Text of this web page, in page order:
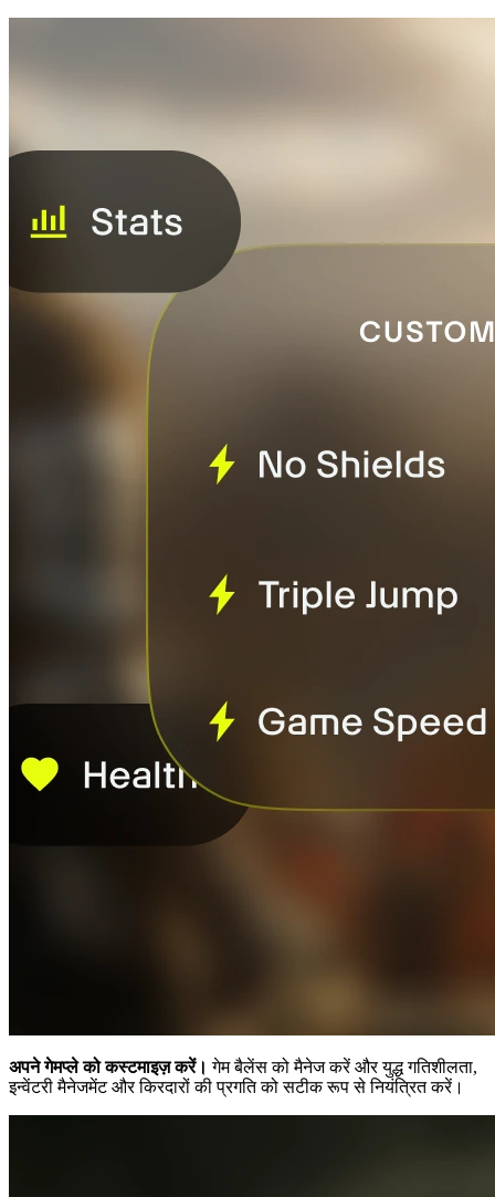
अपने गेमप्ले को कस्टमाइज़ करें। गेम बैलेंस को मैनेज करें और युद्ध गतिशीलता,
इन्वेंटरी मैनेजमेंट और किरदारों की प्रगति को सटीक रूप से नियंत्रित करें।